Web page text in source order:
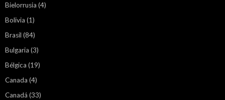
Bielorrusia (4)
Bolivia (1)
Brasil (84)
Bulgaria (3)
Bélgica (19)
Canada (4)
Canadá (33)